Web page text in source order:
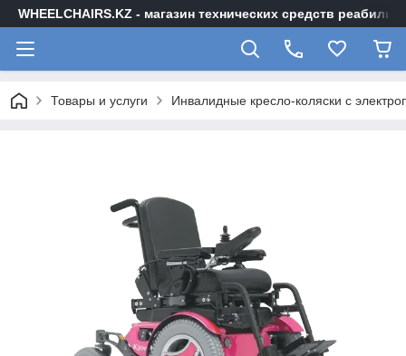
WHEELCHAIRS.KZ - магазин технических средств
Товары и услуги Инвалидные кресло-коляски с